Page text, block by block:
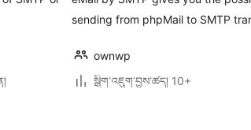
sending from phpMail to SMTP
ownwp
སྒྲིག་འཇུག་བྱས་ཚད། 10+